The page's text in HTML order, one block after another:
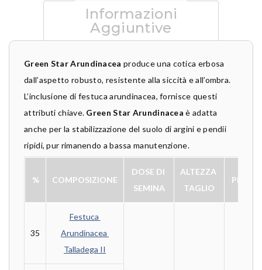
Informazioni
Aggiuntive
Green Star Arundinacea produce una cotica erbosa
dall’aspetto robusto, resistente alla siccità e all’ombra.
L’inclusione di festuca arundinacea, fornisce questi
attributi chiave. Green Star Arundinacea è adatta
anche per la stabilizzazione del suolo di argini e pendii
ripidi, pur rimanendo a bassa manutenzione.
% COMPOSIZIONE
DOSE DI
SEMINA
ALTEZZA
TAGLIO
35
Festuca
Arundinacea
Talladega II